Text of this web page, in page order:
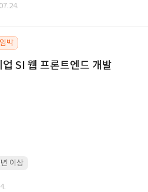
박
SI 웹 프론트엔드 개발
이상